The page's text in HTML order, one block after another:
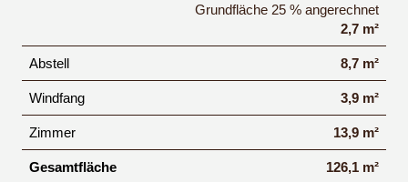
Grundfläche 25 % angerechnet
2,7 m²
Abstell 8,7 m²
Windfang 3,9 m²
Zimmer 13,9 m²
Gesamtfläche 126,1 m²